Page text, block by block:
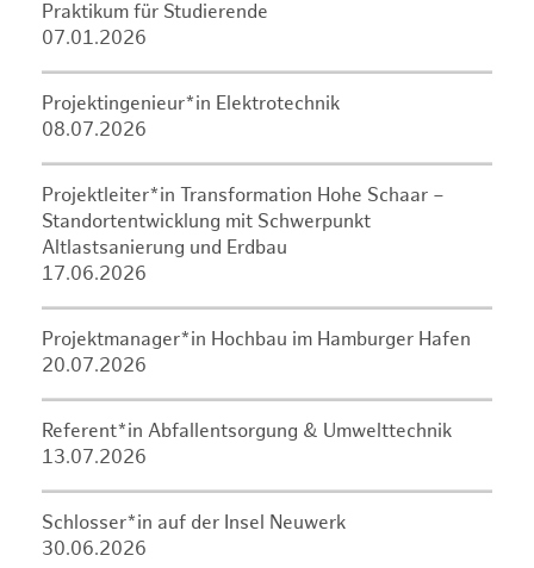
Praktikum für Studierende
07.01.2026
Projektingenieur*in Elektrotechnik
08.07.2026
Projektleiter*in Transformation Hohe Schaar –
Standortentwicklung mit Schwerpunkt
Altlastsanierung und Erdbau
17.06.2026
Projektmanager*in Hochbau im Hamburger Hafen
20.07.2026
Referent*in Abfallentsorgung & Umwelttechnik
13.07.2026
Schlosser*in auf der Insel Neuwerk
30.06.2026